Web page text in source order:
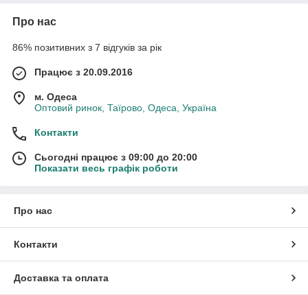
Про нас
86% позитивних з 7 відгуків за рік
Працює з 20.09.2016
м. Одеса
Оптовий ринок, Таїрово, Одеса, Україна
Контакти
Сьогодні працює з 09:00 до 20:00
Показати весь графік роботи
Про нас
Контакти
Доставка та оплата